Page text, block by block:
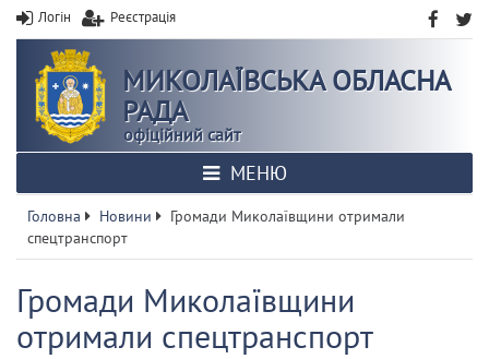
Логін Реєстрація
МИКОЛАЇВСЬКА ОБЛАСНА
РАДА
офіційний сайт
МЕНЮ
Головна Новини
Громади Миколаївщини отримали
спецтранспорт
Громади Миколаївщини
отримали спецтранспорт